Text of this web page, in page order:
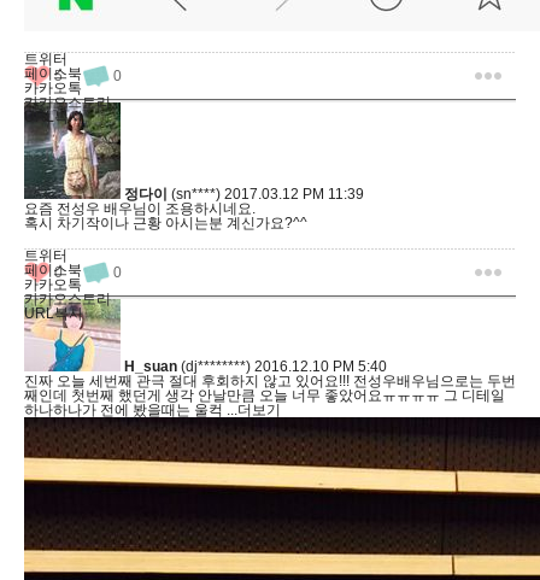
5 0
트위터
페이스북
카카오톡
카카오스토리
URL복사
정다이 (sn****) 2017.03.12 PM 11:39
요즘 전성우 배우님이 조용하시네요.
혹시 차기작이나 근황 아시는분 계신가요?^^
0 0
트위터
페이스북
카카오톡
카카오스토리
URL복사
H_suan (dj********) 2016.12.10 PM 5:40
진짜 오늘 세번째 관극 절대 후회하지 않고 있어요!!! 전성우배우님으로는 두번
째인데 첫번째 했던게 생각 안날만큼 오늘 너무 좋았어요ㅠㅠㅠㅠ 그 디테일
하나하나가 전에 봤을때는 울컥 ...더보기